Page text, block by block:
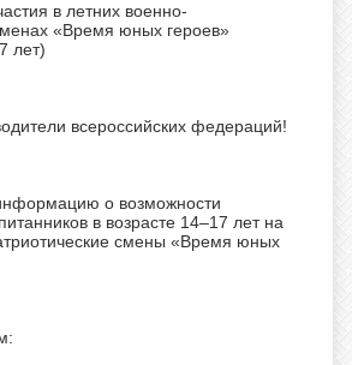
в летних военно-
«Время юных героев»
лет)
всероссийских федераций!
о возможности
в возрасте 14–17 лет на
смены «Время юных